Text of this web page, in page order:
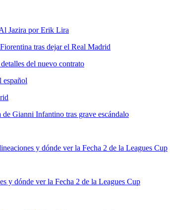
Jazira por Erik Lira
tras dejar el Real Madrid
del nuevo contrato
español
Gianni Infantino tras grave escándalo
y dónde ver la Fecha 2 de la Leagues Cup
y dónde ver la Fecha 2 de la Leagues Cup